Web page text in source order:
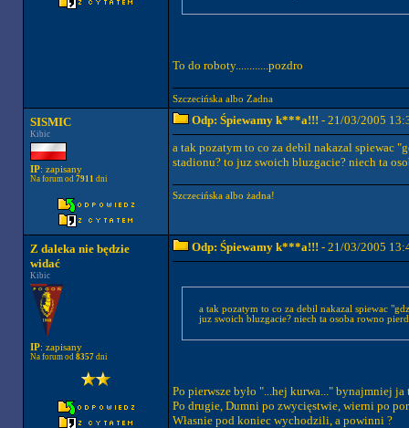
To do roboty............pozdro
Szczecińska albo Zadna
SISMIC
Kibic
IP: zapisany
Na forum od 7911 dni
Odp: Śpiewamy k***a!!! - 21/03/2005
a tak pozatym to co za debil nakazal spiewac
stadionu? to juz swoich bluzgacie? niech ta
Szczecińska albo żadna!
Z daleka nie będzie
widać
Kibic
IP: zapisany
Na forum od 8357dni
Odp: Śpiewamy k***a!!! - 21/03/2005
a tak pozatym to co za debil nakazal spiewac
juz swoich bluzgacie? niech ta osoba rowno
Po pierwsze było "...hej kurwa..." bynajmniej ja
Po drugie, Dumni po zwycięstwie, wierni po
Własnie pod koniec wychodzili, a powinni ?